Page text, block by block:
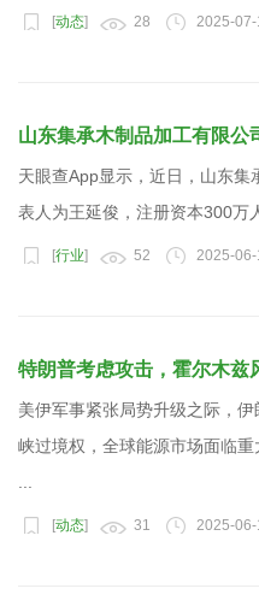
[动态] 28 2025-07-
山东集承木制品加工有限公
天眼查App显示，近日，山东
表人为王延俊，注册资本300万
[行业] 52 2025-06-
特朗普考虑攻击，霍尔木兹
美伊军事紧张局势升级之际，
峡过境权，全球能源市场面临重
[动态] 31 2025-06-